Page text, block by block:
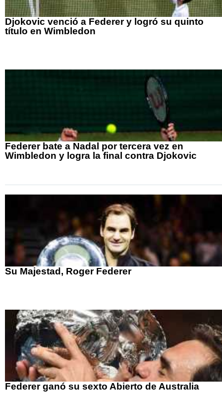
Djokovic venció a Federer y logró su quinto
título en Wimbledon
Federer bate a Nadal por tercera vez en
Wimbledon y logra la final contra Djokovic
Su Majestad, Roger Federer
Federer ganó su sexto Abierto de Australia